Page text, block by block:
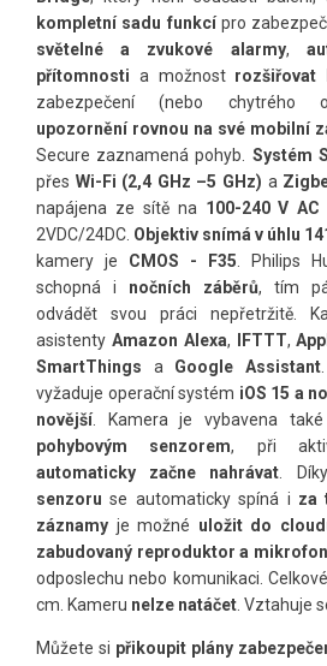
kompletní sadu funkcípro
světelné a zvukové alarmy,
přítomnosti a možnost rozšiřovat
zabezpečení (nebo chytrého
upozornění rovnou na své mobilní
Secure zaznamená pohyb.
Systém
přes Wi-Fi (2,4 GHz –5 GHz) a
napájena ze sítě na 100-240 V
2VDC/24DC. Objektiv snímá v úhlu
kamery je CMOS - F35 . Philips
schopná i nočních záběrů, tím
odvádět svou práci nepřetržitě.
asistenty Amazon Alexa, IFTTT,
SmartThings a Google Assistant
vyžaduje operační systém iOS 15 a
novější. Kamera je vybavena také
pohybovým senzorem, při
automaticky začne nahrávat .
senzoru se automaticky spíná i za
záznamy je možné uložit do
zabudovaný reproduktor a
odposlechu nebo komunikaci. Celkové
cm. Kameru nelze natáčet . Vztahuje
Můžete si přikoupit plány